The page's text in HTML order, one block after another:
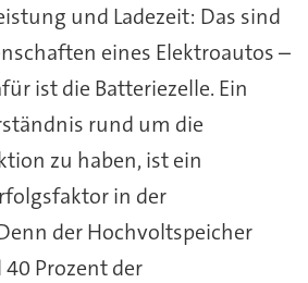
und Ladezeit: Das sind
eines Elektroautos –
ist die Batteriezelle. Ein
rund um die
zu haben, ist ein
in der
der Hochvoltspeicher
Prozent der